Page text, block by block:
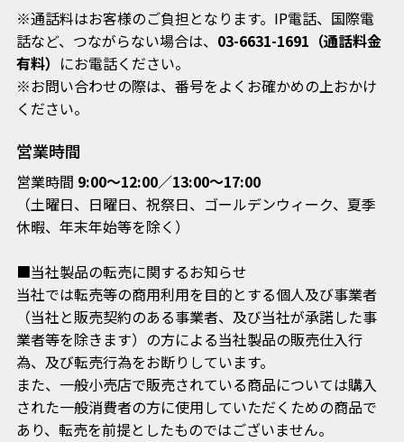
※通話料はお客様のご負担となります。IP電話、国際電
話など、 つながらない場合は、 03-6631-1691（通話料金
有料） にお電話ください。
※お問い合わせの際は、番号をよくお確かめの上おかけ
ください。
営業時間
営業時間 9:00～12:00／13:00～17:00
（土曜日、日曜日、祝祭日、ゴールデンウィーク、夏季
休暇、年末年始等を除く）
■当社製品の転売に関するお知らせ
当社では転売等の商用利用を目的とする個人及び事業者
（当社と販売契約のある事業者、及び当社が承諾した事
業者等を除きます）の方による当社製品の販売仕入行
為、及び転売行為をお断りしています。
また、一般小売店で販売されている商品については購入
された一般消費者の方に使用していただくための商品で
あり、転売を前提としたものではございません。